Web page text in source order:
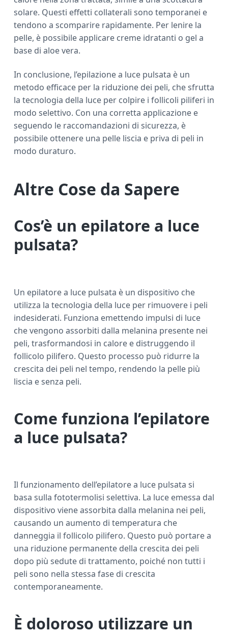
solare. Questi effetti collaterali sono temporanei e
tendono a scomparire rapidamente. Per lenire la
pelle, è possibile applicare creme idratanti o gel a
base di aloe vera.
In conclusione, l’epilazione a luce pulsata è un
metodo efficace per la riduzione dei peli, che sfrutta
la tecnologia della luce per colpire i follicoli piliferi in
modo selettivo. Con una corretta applicazione e
seguendo le raccomandazioni di sicurezza, è
possibile ottenere una pelle liscia e priva di peli in
modo duraturo.
Altre Cose da Sapere
Cos’è un epilatore a luce
pulsata?
Un epilatore a luce pulsata è un dispositivo che
utilizza la tecnologia della luce per rimuovere i peli
indesiderati. Funziona emettendo impulsi di luce
che vengono assorbiti dalla melanina presente nei
peli, trasformandosi in calore e distruggendo il
follicolo pilifero. Questo processo può ridurre la
crescita dei peli nel tempo, rendendo la pelle più
liscia e senza peli.
Come funziona l’epilatore
a luce pulsata?
Il funzionamento dell’epilatore a luce pulsata si
basa sulla fototermolisi selettiva. La luce emessa dal
dispositivo viene assorbita dalla melanina nei peli,
causando un aumento di temperatura che
danneggia il follicolo pilifero. Questo può portare a
una riduzione permanente della crescita dei peli
dopo più sedute di trattamento, poiché non tutti i
peli sono nella stessa fase di crescita
contemporaneamente.
È doloroso utilizzare un